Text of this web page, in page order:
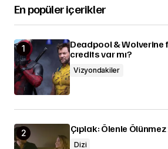
En popüler içerikler
Deadpool & Wolverine
credits var mı?
Vizyondakiler
Çıplak: Ölenle
Dizi